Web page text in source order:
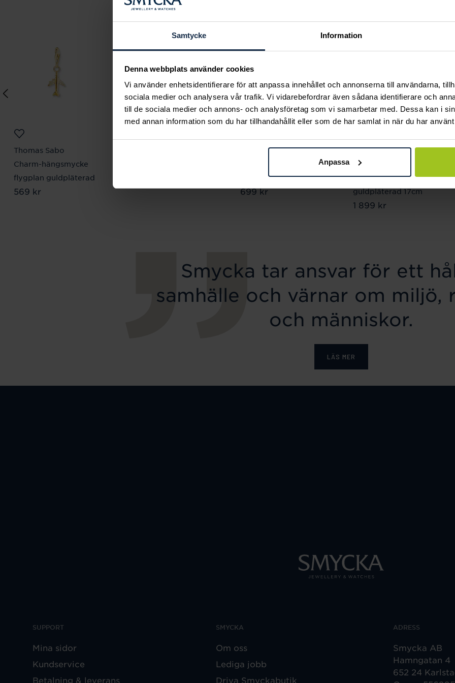
Samtycke Information
Denna webbplats använder cookies
Vi använder enhetsidentifierare för att anpassa innehållet och annonserna till användarna,
sociala medier och analysera vår trafik. Vi vidarebefordrar även sådana identifierare och
till de sociala medier och annons- och analysföretag som vi samarbetar med. Dessa kan i
med annan information som du har tillhandahållit eller som de har samlat in när du har
Anpassa
Thomas Sabo
Charm-hängsmycke
flygplan guldpläterad
Pris :569 kr
569 kr
Thomas Sabo
färgglad sportsko
Pris:699 kr
699 kr
Thomas Sabo
Charm-armband med
en Connect-Link
guldpläterad 17cm
Pris:1 899 kr
1 899 kr
Smycka tar ansvar för ett
samhälle och värnar om miljö,
och människor.
LÄS MER
SUPPORT
Mina sidor
Kundservice
Betalning & leverans
SMYCKA
Om oss
Lediga jobb
Driva Smyckabutik
ADRESS
Smycka AB
Hamngatan 4
652 24